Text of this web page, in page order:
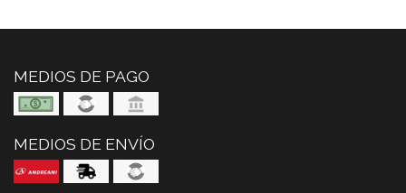
MEDIOS DE PAGO
MEDIOS DE ENVÍO